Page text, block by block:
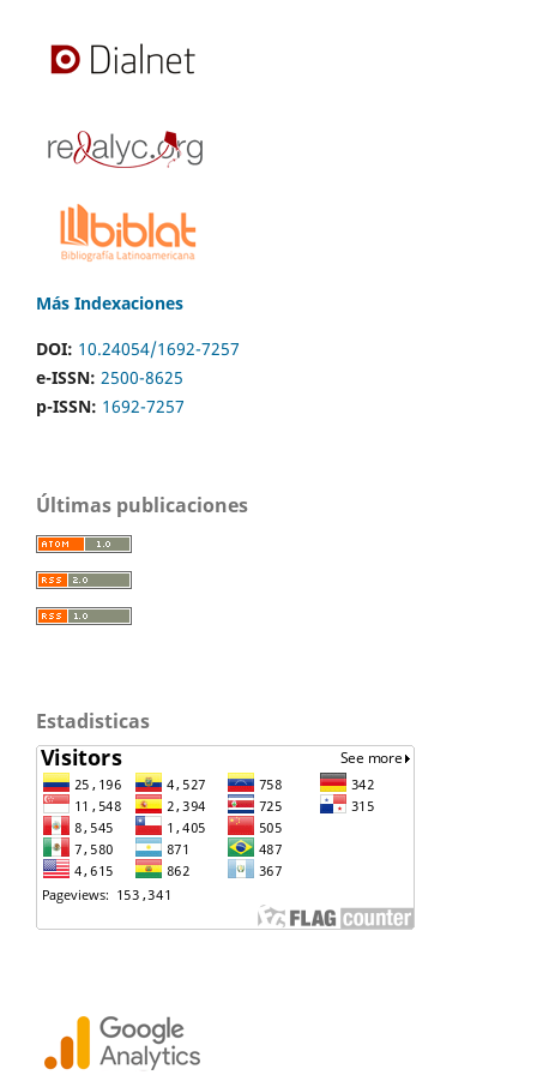
Más Indexaciones
DOI: 10.24054/1692-7257
e-ISSN: 2500-8625
p-ISSN: 1692-7257
Últimas publicaciones
Estadisticas